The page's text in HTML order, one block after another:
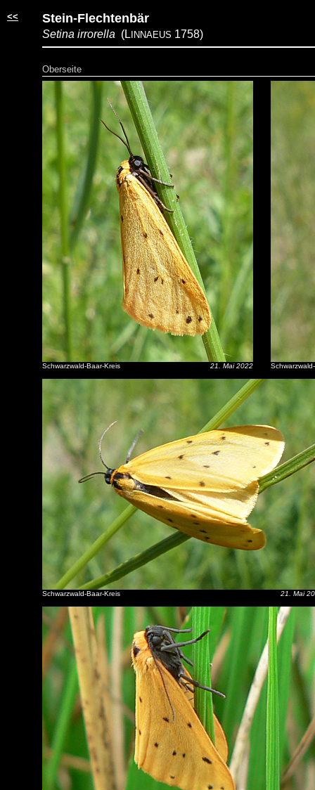
<< Stein-Flechtenbär
Setina irrorella (L INNAEUS 1758)
Oberseite
Schwarzwald-Baar-Kreis 21. Mai 2022
Schwarzwald-Baar-Kreis 21. Mai